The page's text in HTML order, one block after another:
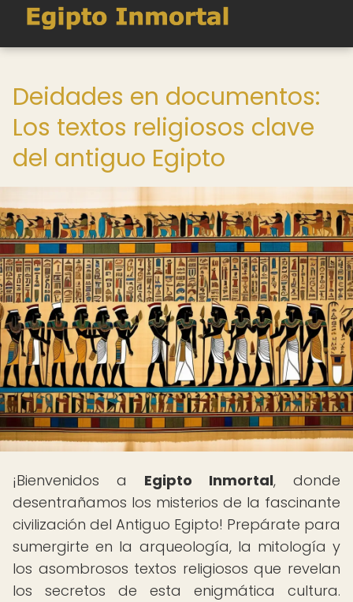
Deidades en documentos:
Los textos religiosos clave
del antiguo Egipto
¡Bienvenidos a Egipto Inmortal, donde
desentrañamos los misterios de la fascinante
civilización del Antiguo Egipto! Prepárate para
sumergirte en la arqueología, la mitología y
los asombrosos textos religiosos que revelan
los secretos de esta enigmática cultura.